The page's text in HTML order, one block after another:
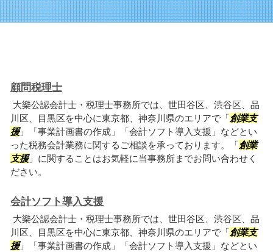
顧問税理士
大樂公認会計士・税理士事務所では、世田谷区、渋谷区、品
川区、目黒区を中心に東京都、神奈川県のエリアで「創業支
援」「事業計画書の作成」「会計ソフト導入支援」などとい
った税務会計業務に関するご相談を承っております。「創業
支援」に関することはお気軽に当事務所までお問い合わせく
ださい。
会計ソフト導入支援
大樂公認会計士・税理士事務所では、世田谷区、渋谷区、品
川区、目黒区を中心に東京都、神奈川県のエリアで「創業支
援」「事業計画書の作成」「会計ソフト導入支援」などとい